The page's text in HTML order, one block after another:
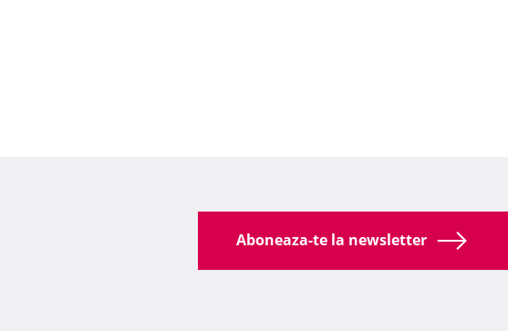
Aboneaza-te la newsletter